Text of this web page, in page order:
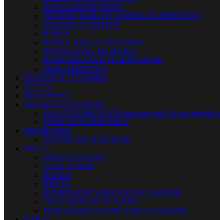
IN-EAR MONITORING
TESTERY KÁBLOV A MERACIE PRÍSTROJE
STOJANY A STATÍVY
KÁBLE
KONEKTORY A ADAPTÉRY
INŠTALAČNÁ TECHNIKA
KOMUNIKAČNÉ TECHNOLÓGIE
PRÍSLUŠENSTVO
ŠTÚDIOVÁ TECHNIKA
SVETLÁ
MIKROFÓNY
DYCHOVÉ NÁSTROJE
FLAUTY-ZOBCOVÉVybrali sme pre Vás tie
FÚKACIE HARMONIKY
ORCHESTER
SLÁČIKOVÉ NÁSTROJE
OBALY
OBALY A KUFRE
CASE, KUFRE
RACKY
KRYTY
KOMPONENTY PRE RACKY A KUFRE
TRANSPORTNÉ SYSTÉMY
PRÍSLUŠENSTVO PRE OBALY A KUFRE